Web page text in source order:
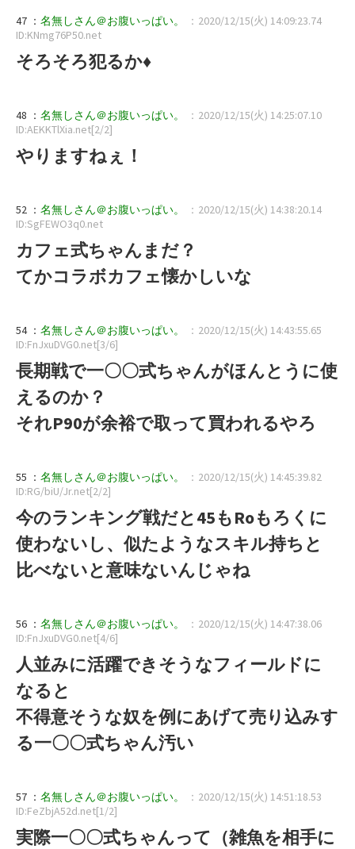
47 ： 名無しさん＠お腹いっぱい。
：2020/12/15(火) 14:09:23.74
ID:KNmg76P50.net
そろそろ犯るか♦
48 ： 名無しさん＠お腹いっぱい。
：2020/12/15(火) 14:25:07.10
ID:AEKKTlXia.net[2/2]
やりますねぇ！
52 ： 名無しさん＠お腹いっぱい。
：2020/12/15(火) 14:38:20.14
ID:SgFEWO3q0.net
カフェ式ちゃんまだ？
てかコラボカフェ懐かしいな
54 ： 名無しさん＠お腹いっぱい。
：2020/12/15(火) 14:43:55.65
ID:FnJxuDVG0.net[3/6]
長期戦で一〇〇式ちゃんがほんとうに使
えるのか？
それP90が余裕で取って買われるやろ
55 ： 名無しさん＠お腹いっぱい。
：2020/12/15(火) 14:45:39.82
ID:RG/biU/Jr.net[2/2]
今のランキング戦だと45もRoもろくに
使わないし、似たようなスキル持ちと
比べないと意味ないんじゃね
56 ： 名無しさん＠お腹いっぱい。
：2020/12/15(火) 14:47:38.06
ID:FnJxuDVG0.net[4/6]
人並みに活躍できそうなフィールドに
なると
不得意そうな奴を例にあげて売り込みす
る一〇〇式ちゃん汚い
57 ： 名無しさん＠お腹いっぱい。
：2020/12/15(火) 14:51:18.53
ID:FeZbjA52d.net[1/2]
実際一〇〇式ちゃんって（雑魚を相手に